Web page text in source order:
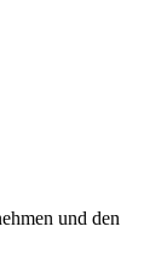
und den